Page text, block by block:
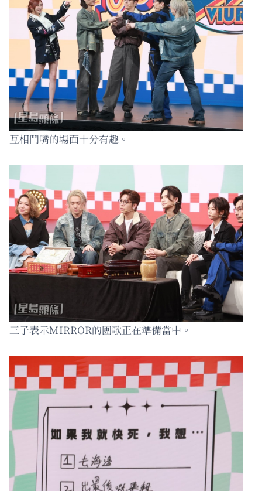
互相鬥嘴的場面十分有趣。
三子表示MIRROR的團歌正在準備當中。